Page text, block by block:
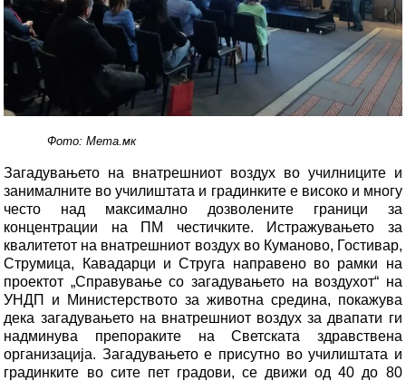
Фото: Мета.мк
Загадувањето на внатрешниот воздух во училниците и
занималните во училиштата и градинките е високо и многу
често над максимално дозволените граници за
концентрации на ПМ честичките. Истражувањето за
квалитетот на внатрешниот воздух во Куманово, Гостивар,
Струмица, Кавадарци и Струга направено во рамки на
проектот „Справување со загадувањето на воздухот“ на
УНДП и Министерството за животна средина, покажува
дека загадувањето на внатрешниот воздух за двапати ги
надминува препораките на Светската здравствена
организација. Загадувањето е присутно во училиштата и
градинките во сите пет градови, се движи од 40 до 80